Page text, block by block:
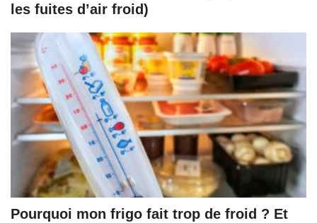
les fuites d’air froid)
Pourquoi mon frigo fait trop de froid ? Et